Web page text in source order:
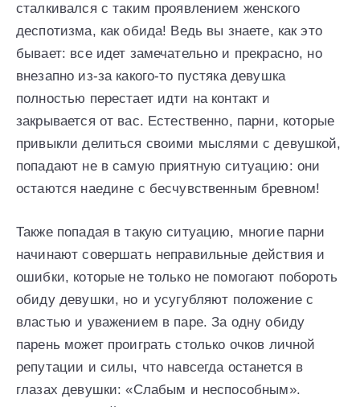
сталкивался с таким проявлением женского
деспотизма, как обида! Ведь вы знаете, как это
бывает: все идет замечательно и прекрасно, но
внезапно из-за какого-то пустяка девушка
полностью перестает идти на контакт и
закрывается от вас. Естественно, парни, которые
привыкли делиться своими мыслями с девушкой,
попадают не в самую приятную ситуацию: они
остаются наедине с бесчувственным бревном!
Также попадая в такую ситуацию, многие парни
начинают совершать неправильные действия и
ошибки, которые не только не помогают побороть
обиду девушки, но и усугубляют положение с
властью и уважением в паре. За одну обиду
парень может проиграть столько очков личной
репутации и силы, что навсегда останется в
глазах девушки: «Слабым и неспособным».